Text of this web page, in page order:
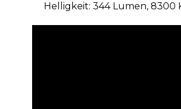
Helligkeit: 344 Lumen, 8300